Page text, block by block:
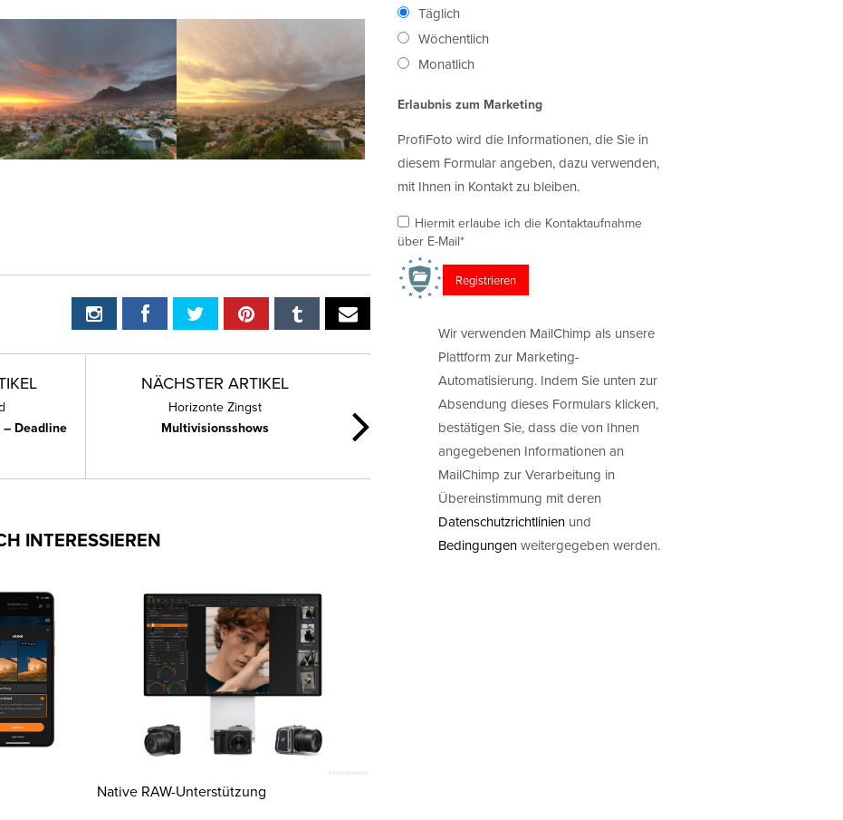
– Deadline
NÄCHSTER ARTIKEL
Horizonte Zingst
Multivisionsshows
INTERESSIEREN
Native RAW-Unterstützung
Täglich
Wöchentlich
Monatlich
Erlaubnis zum Marketing
ProfiFoto wird die Informationen, die Sie in
diesem Formular angeben, dazu verwenden,
mit Ihnen in Kontakt zu bleiben.
Hiermit erlaube ich die Kontaktaufnahme
über E-Mail*
Wir verwenden MailChimp als unsere
Plattform zur Marketing-
Automatisierung. Indem Sie unten zur
Absendung dieses Formulars klicken,
bestätigen Sie, dass die von Ihnen
angegebenen Informationen an
MailChimp zur Verarbeitung in
Übereinstimmung mit deren
Datenschutzrichtlinien und
Bedingungenweitergegeben werden.